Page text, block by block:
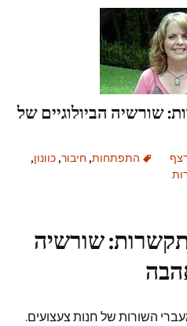
שורשיה הביולוגיים של
התפתחות, חיבור, כוונון,
שורשיה
השורות של חנות צעצועים.